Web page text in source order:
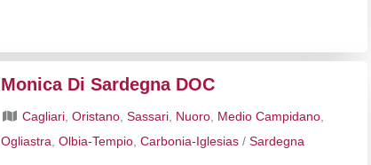
Monica Di Sardegna DOC
Cagliari ,Oristano ,Sassari Nuoro Medio Campidano
Ogliastra ,Olbia-Tempio ,Carbonia-Iglesias /Sardegna